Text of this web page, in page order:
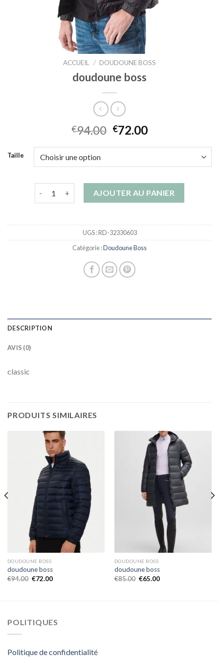
ACCUEIL / DOUDOUNE BOSS
doudoune boss
€94.00 €72.00
Taille
quantité de doudoune bossAJOUTER AU PANIER
UGS :RD-32330603
Catégorie :Doudoune Boss
DESCRIPTION
AVIS (0)
classic
PRODUITS SIMILAIRES
DOUDOUNE BOSS
doudoune boss
€94.00 €72.00
DOUDOUNE BOSS
doudoune boss
€85.00 €65.00
POLITIQUES
Politique de confidentialité